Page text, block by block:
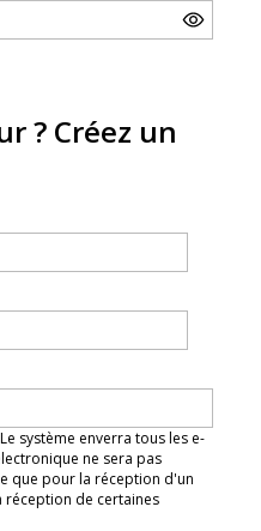
? Créez un
système enverra tous les e-
ne sera pas
que pour la réception d'un
réception de certaines